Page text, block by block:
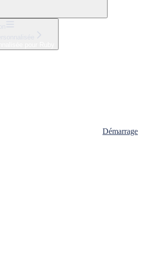
Démarrage